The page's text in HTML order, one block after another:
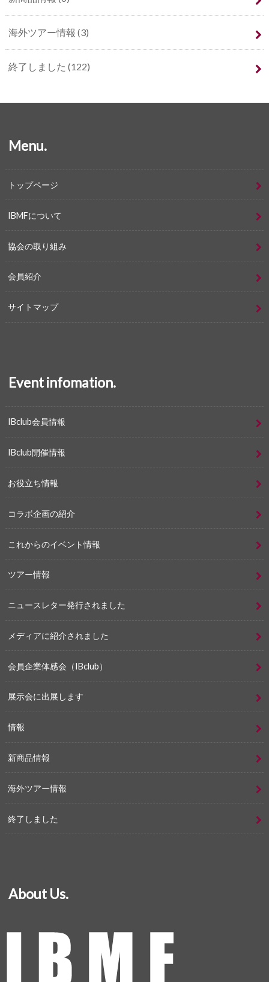
海外ツアー情報 (3)
終了しました (122)
Menu.
トップページ
IBMFについて
協会の取り組み
会員紹介
サイトマップ
Event infomation.
IBclub会員情報
IBclub開催情報
お役立ち情報
コラボ企画の紹介
これからのイベント情報
ツアー情報
ニュースレター発行されました
メディアに紹介されました
会員企業体感会（IBclub）
展示会に出展します
情報
新商品情報
海外ツアー情報
終了しました
About Us.